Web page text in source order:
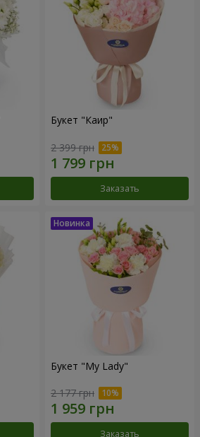
Букет "Каир"
2 399 грн
Заказать
Букет "My Lady"
2 177 грн
Заказать